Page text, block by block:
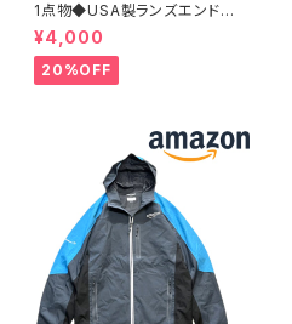
1点物◆USA製ランズエンド黒ト
ートバッグ鞄カバン古着メンズレ
ディースOKアメカジ90sストリ
ート/スポーツUSAブランド中古
エコバッグ348659
¥4,000
20%OFF